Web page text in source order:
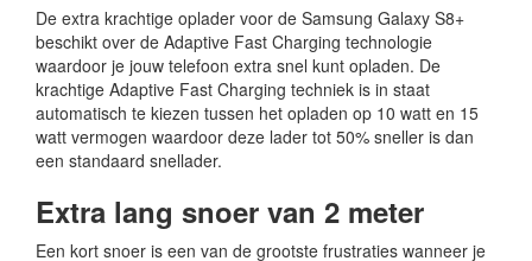
De extra krachtige oplader voor de Samsung Galaxy S8+
beschikt over de Adaptive Fast Charging technologie
waardoor je jouw telefoon extra snel kunt opladen. De
krachtige Adaptive Fast Charging techniek is in staat
automatisch te kiezen tussen het opladen op 10 watt en 15
watt vermogen waardoor deze lader tot 50% sneller is dan
een standaard snellader.
Extra lang snoer van 2 meter
Een kort snoer is een van de grootste frustraties wanneer je